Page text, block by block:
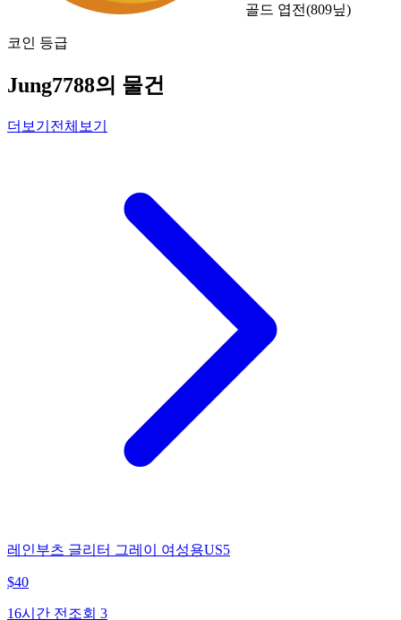
골드 엽전(809닢)
코인 등급
Jung7788의 물건
더보기 전체보기
레인부츠 글리터 그레이 여성용US5
$40
16시간 전 조회 3